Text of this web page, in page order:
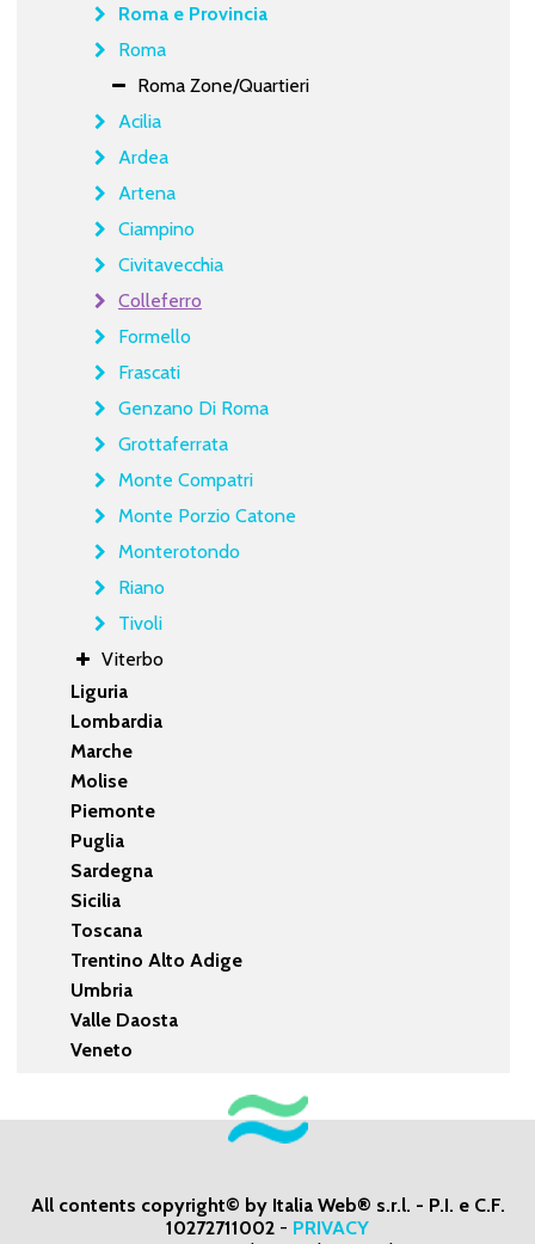
Roma e Provincia
Roma
Roma Zone/Quartieri
Acilia
Ardea
Artena
Ciampino
Civitavecchia
Colleferro
Formello
Frascati
Genzano Di Roma
Grottaferrata
Monte Compatri
Monte Porzio Catone
Monterotondo
Riano
Tivoli
Viterbo
Liguria
Lombardia
Marche
Molise
Piemonte
Puglia
Sardegna
Sicilia
Toscana
Trentino Alto Adige
Umbria
Valle Daosta
Veneto
All contents copyright© by Italia Web® s.r.l. - P.I. e C.F.
10272711002 - PRIVACY